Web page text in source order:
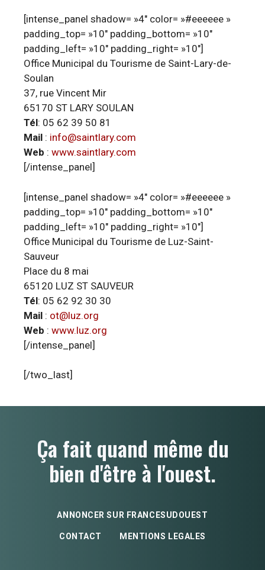
[intense_panel shadow= »4″ color= »#eeeeee »
padding_top= »10″ padding_bottom= »10″
padding_left= »10″ padding_right= »10″]
Office Municipal du Tourisme de Saint-Lary-de-
Soulan
37, rue Vincent Mir
65170 ST LARY SOULAN
Tél: 05 62 39 50 81
Mail : info@saintlary.com
Web : www.saintlary.com
[/intense_panel]
[intense_panel shadow= »4″ color= »#eeeeee »
padding_top= »10″ padding_bottom= »10″
padding_left= »10″ padding_right= »10″]
Office Municipal du Tourisme de Luz-Saint-
Sauveur
Place du 8 mai
65120 LUZ ST SAUVEUR
Tél: 05 62 92 30 30
Mail : ot@luz.org
Web : www.luz.org
[/intense_panel]
[/two_last]
Ça fait quand même du
bien d'être à l'ouest.
ANNONCER SUR FRANCESUDOUEST
CONTACT MENTIONS LEGALES